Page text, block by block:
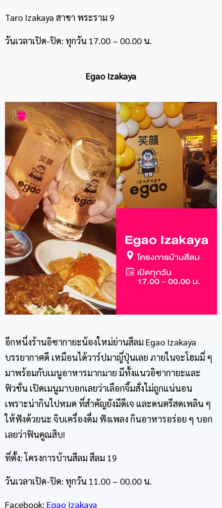
Taro Izakaya สาขา พระราม 9
วันเวลาเปิด-ปิด: ทุกวัน 17.00 – 00.00 น.
Egao Izakaya
อีกหนึ่งร้านอิซากายะน้องใหม่ย่านสีลม Egao Izakaya
บรรยากาศดี เหมือนได้วาร์ปมาญี่ปุ่นเลย ภายในจะโฮมมี่ ๆ
มาพร้อมกับเมนูอาหารมากมาย มีทั้งแนวอิซากายะและ
ฟิวชั่น เปิดเมนูมาบอกเลยว่าเลือกจิ้มสั่งไม่ถูกแน่นอน
เพราะน่ากินไปหมด ที่สำคัญยังมีดีเจ และดนตรีสดเพลิน ๆ
ให้ฟังด้วยนะ จิบเครื่องดื่ม ฟังเพลง กินอาหารอร่อย ๆ บอก
เลยว่าฟินคูณสิบ!
ที่ตั้ง: โครงการบ้านสีลม สีลม 19
วันเวลาเปิด-ปิด: ทุกวัน 11.00 – 00.00 น.
Facebook: Egao Izakaya